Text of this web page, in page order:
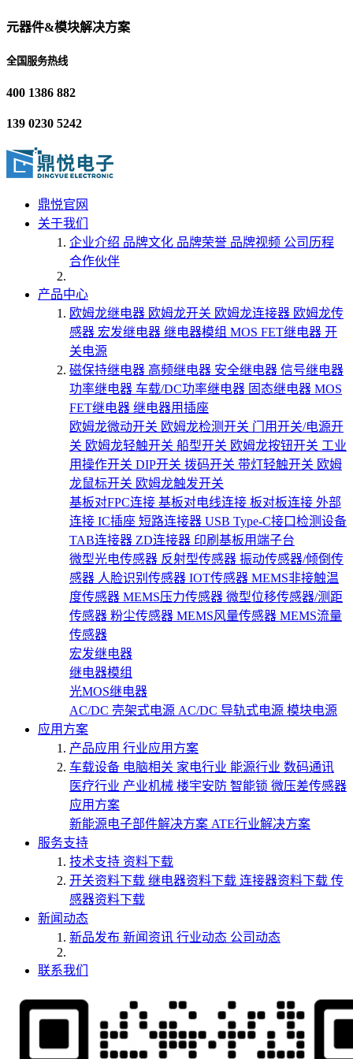
元器件&模块解决方案
全国服务热线
400 1386 882
139 0230 5242
鼎悦官网
关于我们
企业介绍 品牌文化 品牌荣誉 品牌视频 公司历程
合作伙伴
产品中心
欧姆龙继电器 欧姆龙开关 欧姆龙连接器 欧姆龙传
感器 宏发继电器 继电器模组 MOS FET继电器 开
关电源
磁保持继电器 高频继电器 安全继电器 信号继电器
功率继电器 车载/DC功率继电器 固态继电器 MOS
FET继电器 继电器用插座
欧姆龙微动开关 欧姆龙检测开关 门用开关/电源开
关 欧姆龙轻触开关 船型开关 欧姆龙按钮开关 工业
用操作开关 DIP开关 拨码开关 带灯轻触开关 欧姆
龙鼠标开关 欧姆龙触发开关
基板对FPC连接 基板对电线连接 板对板连接 外部
连接 IC插座 短路连接器 USB Type-C接口检测设备
TAB连接器 ZD连接器 印刷基板用端子台
微型光电传感器 反射型传感器 振动传感器/倾倒传
感器 人脸识别传感器 IOT传感器 MEMS非接触温
度传感器 MEMS压力传感器 微型位移传感器/测距
传感器 粉尘传感器 MEMS风量传感器 MEMS流量
传感器
宏发继电器
继电器模组
光MOS继电器
AC/DC 壳架式电源 AC/DC 导轨式电源 模块电源
应用方案
产品应用 行业应用方案
车载设备 电脑相关 家电行业 能源行业 数码通讯
医疗行业 产业机械 楼宇安防 智能锁 微压差传感器
应用方案
新能源电子部件解决方案 ATE行业解决方案
服务支持
技术支持 资料下载
开关资料下载 继电器资料下载 连接器资料下载 传
感器资料下载
新闻动态
新品发布 新闻资讯 行业动态 公司动态
联系我们